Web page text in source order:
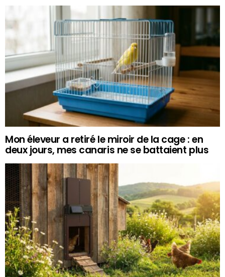
Mon éleveur a retiré le miroir de la cage : en
deux jours, mes canaris ne se battaient plus